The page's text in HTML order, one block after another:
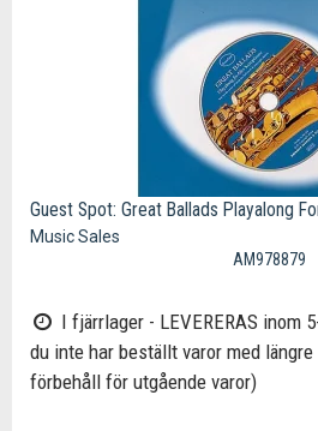
Guest Spot: Great Ballads Playalong
Music Sales
AM978879
I fjärrlager - LEVERERAS inom
du inte har beställt varor med
förbehåll för utgående varor)